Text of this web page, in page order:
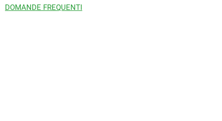
DOMANDE FREQUENTI